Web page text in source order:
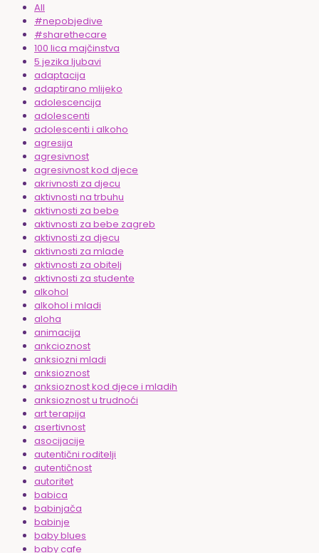
All
#nepobjedive
#sharethecare
100 lica majčinstva
5 jezika ljubavi
adaptacija
adaptirano mlijeko
adolescencija
adolescenti
adolescenti i alkoho
agresija
agresivnost
agresivnost kod djece
akrivnosti za djecu
aktivnosti na trbuhu
aktivnosti za bebe
aktivnosti za bebe zagreb
aktivnosti za djecu
aktivnosti za mlade
aktivnosti za obitelj
aktivnosti za studente
alkohol
alkohol i mladi
aloha
animacija
ankcioznost
anksiozni mladi
anksioznost
anksioznost kod djece i mladih
anksioznost u trudnoći
art terapija
asertivnost
asocijacije
autentični roditelji
autentičnost
autoritet
babica
babinjača
babinje
baby blues
baby cafe